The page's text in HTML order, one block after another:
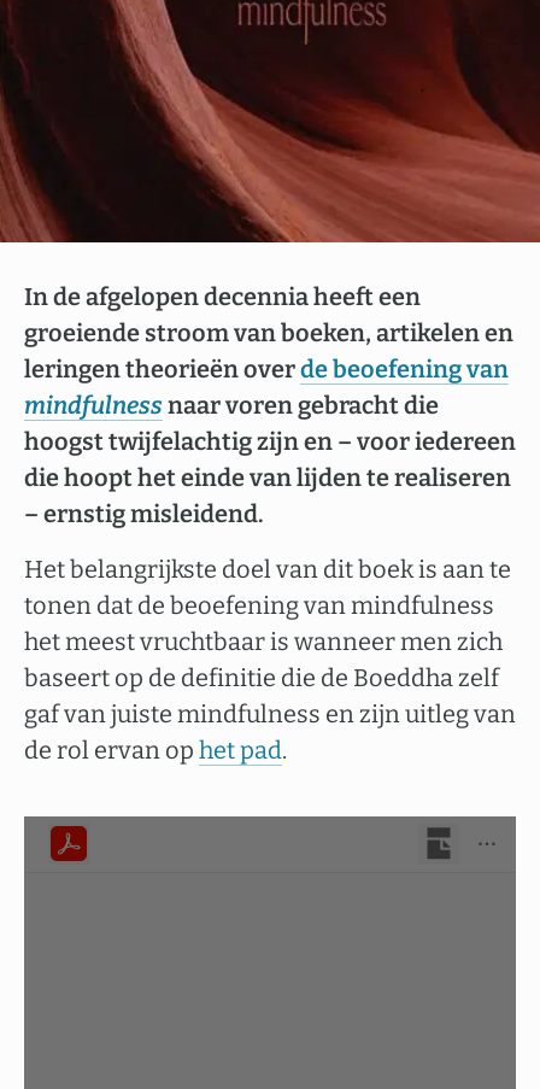
In de afgelopen decennia heeft een
groeiende stroom van boeken, artikelen en
leringen theorieën overde beoefening van
mindfulnessnaar voren gebracht die
hoogst twijfelachtig zijn en – voor iedereen
die hoopt het einde van lijden te realiseren
– ernstig misleidend.
Het belangrijkste doel van dit boek is aan te
tonen dat de beoefening van mindfulness
het meest vruchtbaar is wanneer men zich
baseert op de definitie die de Boeddha zelf
gaf van juiste mindfulness en zijn uitleg van
de rol ervan op het pad.